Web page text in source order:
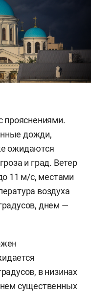
прояснениями.
дожди,
ожидаются
и град. Ветер
11 м/с, местами
воздуха
днем —
в низинах
существенных